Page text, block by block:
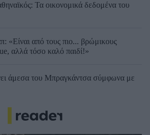
Τα οικονομικά δεδομένα του
«Είναι από τους πιο... βρώμικους
αλλά τόσο καλό παιδί!»
άμεσα του Μπραγκάντσα σύμφωνα με